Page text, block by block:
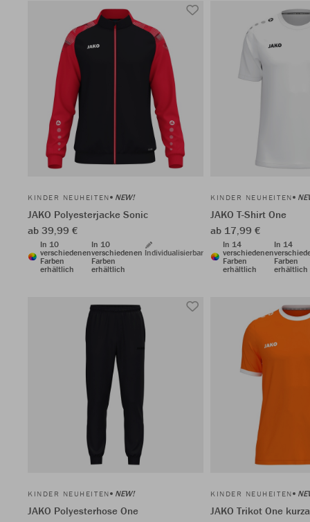
KINDER NEUHEITEN NEW!
JAKO Polyesterjacke Sonic
ab 39,99 €
In 10
verschiedenen
Farben
erhältlich
In 10
verschiedenen
Farben
erhältlich
Individualisierbar
KINDER NEUHEITEN
JAKO T-Shirt One
ab 17,99 €
In 14
verschiedenen
Farben
erhältlich
In 14
Farben
erhältlich
KINDER NEUHEITEN NEW!
JAKO Polyesterhose One
KINDER NEUHEITEN
JAKO Trikot One